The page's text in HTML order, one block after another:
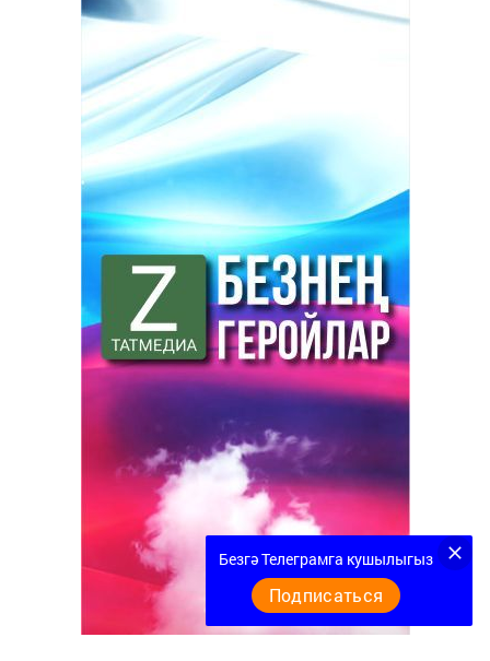
Безгә Телеграмга кушылыгыз
Подписаться